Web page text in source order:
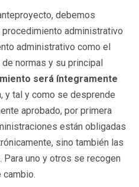
debemos
administrativo
administrativo como el
normas y su principal
será íntegramente
y tal y como se desprende
aprobado, por primera
están obligadas
sino también las
uno y otros se recogen